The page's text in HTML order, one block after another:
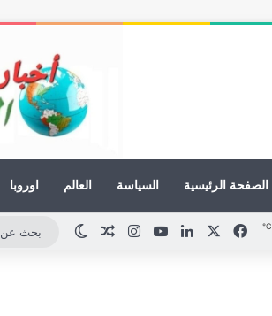
الصفحة الرئيسية السياسة العالم اوروبا
℃ فيسبوك لينكدإنيوتيوب انستقراممقال عشوائي
الوضع المظلم